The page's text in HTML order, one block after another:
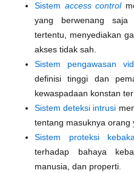
Sistem access control
yang berwenang
tertentu, menyediakan
akses tidak sah.
Sistem pengawasan
definisi tinggi dan
kewaspadaan konstan
Sistem deteksi intrusi
tentang masuknya orang
Sistem proteksi
terhadap bahaya
manusia, dan properti.